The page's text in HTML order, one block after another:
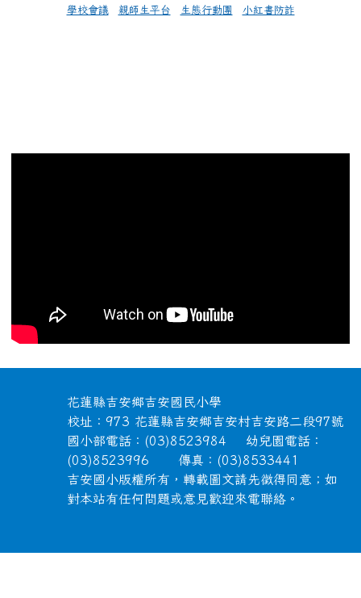
學校會議 親師生平台 生態行動團 小紅書防詐
頁尾區域內容
花蓮縣吉安鄉吉安國民小學
校址：973 花蓮縣吉安鄉吉安村吉安路二段97號
國小部電話：(03)8523984 幼兒園電話：
(03)8523996 傳真：(03)8533441
吉安國小版權所有，轉載圖文請先徵得同意；如
對本站有任何問題或意見歡迎來電聯絡。